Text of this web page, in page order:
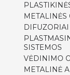
METALINĖS
DIFUZORIAI
SISTEMOS
VĖDINIMO
METALINĖ